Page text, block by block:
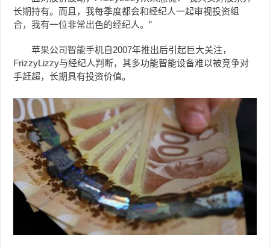
长期持有。而且，我每季度都会和经纪人一起审视投资组
合，我有一位非常出色的经纪人。”
苹果公司智能手机自2007年推出后引起巨大关注，
FrizzyLizzy与经纪人判断，其多功能智能设备难以被竞争对
手赶超，长期具有投资价值。